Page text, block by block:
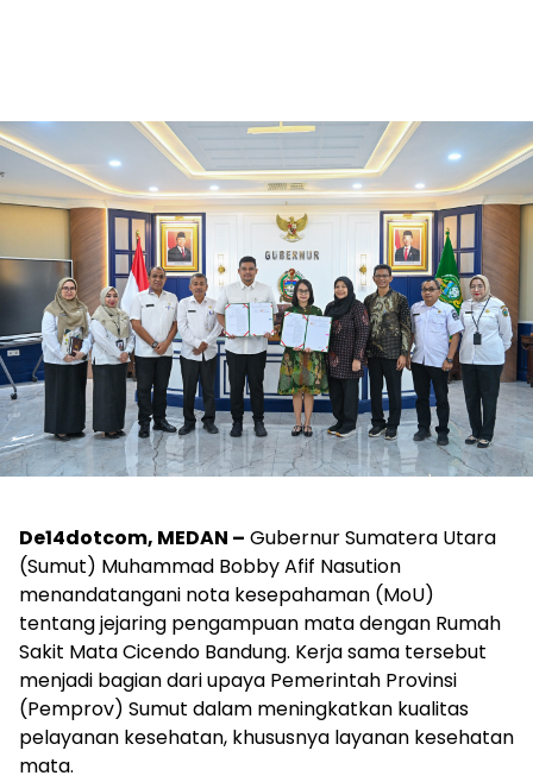
De14dotcom, MEDAN – Gubernur Sumatera Utara
(Sumut) Muhammad Bobby Afif Nasution
menandatangani nota kesepahaman (MoU)
tentang jejaring pengampuan mata dengan Rumah
Sakit Mata Cicendo Bandung. Kerja sama tersebut
menjadi bagian dari upaya Pemerintah Provinsi
(Pemprov) Sumut dalam meningkatkan kualitas
pelayanan kesehatan, khususnya layanan kesehatan
mata.